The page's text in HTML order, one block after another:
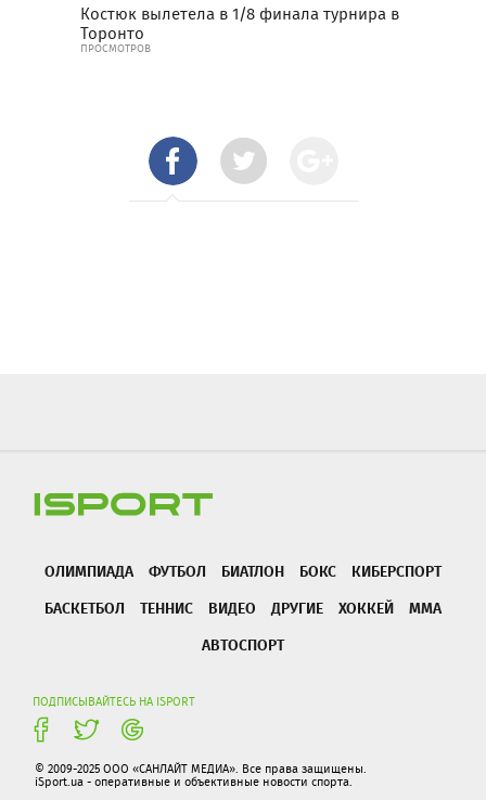
Костюк вылетела в 1/8 финала турнира в
Торонто
ПРОСМОТРОВ
ОЛИМПИАДА ФУТБОЛ БИАТЛОН БОКС
КИБЕРСПОРТ
БАСКЕТБОЛ
ТЕННИС ВИДЕО ДРУГИЕ ХОККЕЙ
ММА
АВТОСПОРТ
ПОДПИСЫВАЙТЕСЬ НА ISPORT
© 2009-2025 ООО «САНЛАЙТ МЕДИА». Все права защищены.
iSport.ua - оперативные и объективные новости спорта.